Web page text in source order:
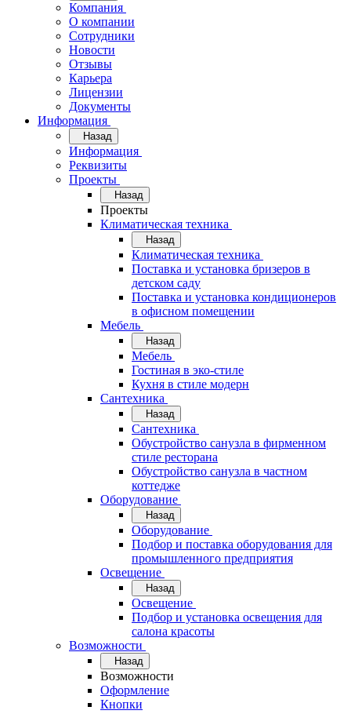
Компания
О компании
Сотрудники
Новости
Отзывы
Карьера
Лицензии
Документы
Информация
Назад
Информация
Реквизиты
Проекты
Назад
Проекты
Климатическая техника
Назад
Климатическая техника
Поставка и установка бризеров в
детском саду
Поставка и установка кондиционеров
в офисном помещении
Мебель
Назад
Мебель
Гостиная в эко-стиле
Кухня в стиле модерн
Сантехника
Назад
Сантехника
Обустройство санузла в фирменном
стиле ресторана
Обустройство санузла в частном
коттедже
Оборудование
Назад
Оборудование
Подбор и поставка оборудования для
промышленного предприятия
Освещение
Назад
Освещение
Подбор и установка освещения для
салона красоты
Возможности
Назад
Возможности
Оформление
Кнопки